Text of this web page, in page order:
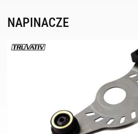
NAPINACZE